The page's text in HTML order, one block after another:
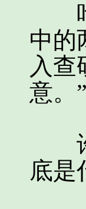
叶
中的
入查
意。”
许
底是